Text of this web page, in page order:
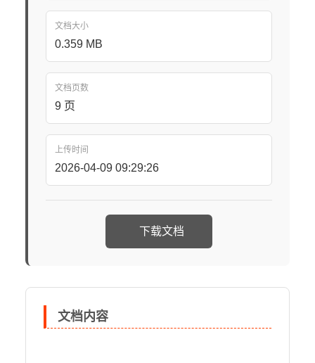
文档大小
0.359 MB
文档页数
9 页
上传时间
2026-04-09 09:29:26
下载文档
文档内容